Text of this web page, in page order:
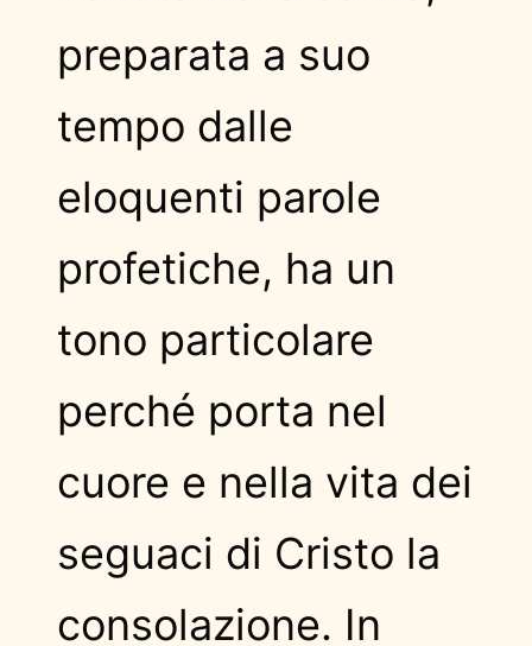
preparata a suo
tempo dalle
eloquenti parole
profetiche, ha un
tono particolare
perché porta nel
cuore e nella vita dei
seguaci di Cristo la
consolazione. In